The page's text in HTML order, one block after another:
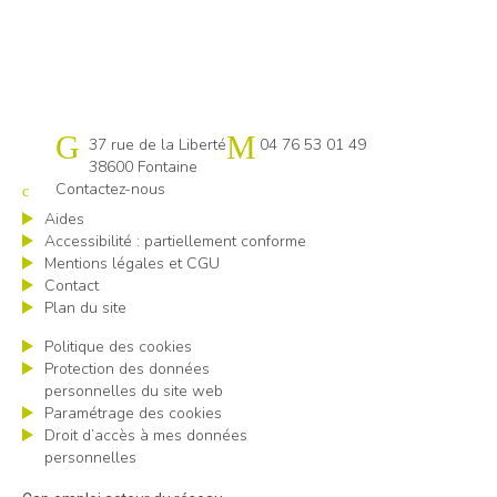
Cap emploi 38
37 rue de la Liberté
38600 Fontaine
04 76 53 01 49
Contactez-nous
Aides
Accessibilité : partiellement conforme
Mentions légales et CGU
Contact
Plan du site
Politique des cookies
Protection des données
personnelles du site web
Paramétrage des cookies
Droit d’accès à mes données
personnelles